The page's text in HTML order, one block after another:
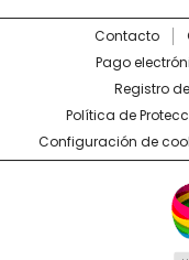
Contacto
Pago
Registro
Política de
Configuración de